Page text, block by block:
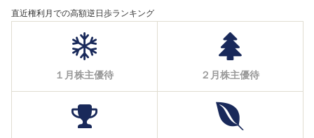
直近権利月での高額逆日歩ランキング
１月株主優待 ２月株主優待